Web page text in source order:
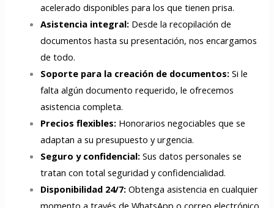
acelerado disponibles para los que tienen prisa.
Asistencia integral: Desde la recopilación de
documentos hasta su presentación, nos encargamos
de todo.
Soporte para la creación de documentos: Si le
falta algún documento requerido, le ofrecemos
asistencia completa.
Precios flexibles: Honorarios negociables que se
adaptan a su presupuesto y urgencia.
Seguro y confidencial: Sus datos personales se
tratan con total seguridad y confidencialidad.
Disponibilidad 24/7: Obtenga asistencia en cualquier
momento a través de WhatsApp o correo electrónico